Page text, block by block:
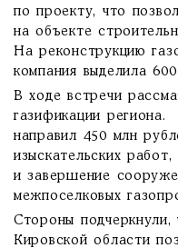
по проекту, что
на объекте
На реконструкцию
компания выделила
В ходе встречи
газификации региона.
направил 450 млн
изыскательских
и завершение
межпоселковых
Стороны подчеркнули,
Кировской области